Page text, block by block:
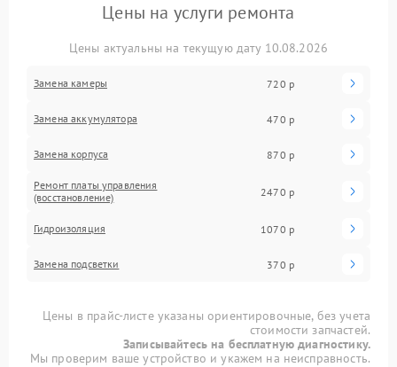
Цены на услуги ремонта
Цены актуальны на текущую дату 10.08.2026
Замена камеры 720 р
Замена аккумулятора 470 р
Замена корпуса 870 р
Ремонт платы управления
(восстановление)
2470 р
Гидроизоляция 1070 р
Замена подсветки 370 р
Цены в прайс-листе указаны ориентировочные, без учета
стоимости запчастей.
Записывайтесь на бесплатную диагностику.
Мы проверим ваше устройство и укажем на неисправность.